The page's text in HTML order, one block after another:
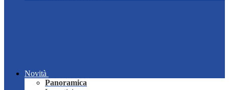
Novità
Panoramica